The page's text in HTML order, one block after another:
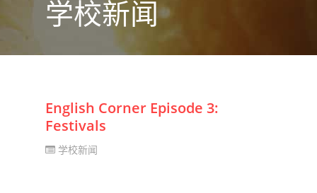
学校新闻
English Corner Episode 3:
Festivals
学校新闻